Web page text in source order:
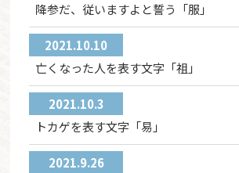
降参だ、従いますよと誓う「服」
2021.10.10
亡くなった人を表す文字「祖」
2021.10.3
トカゲを表す文字「易」
2021.9.26